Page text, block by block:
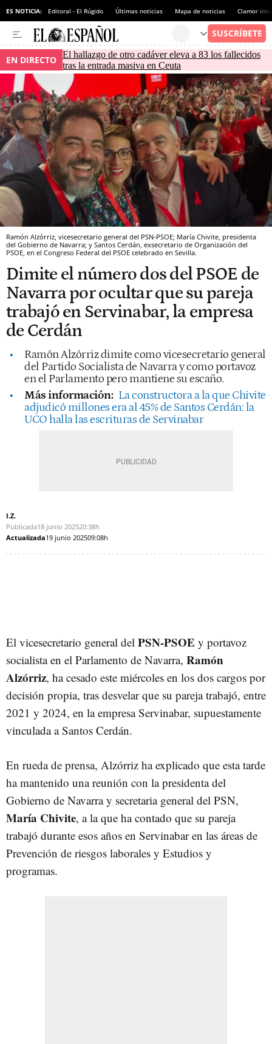
ES NOTICIA: Editoral - El Rúgido Últimas noticias Mapa de noticias Clamor
EN DIRECTO El hallazgo de otro cadáver eleva a 83 los fallecidos
tras la entrada masiva en Ceuta
Ramón Alzórriz, vicesecretario general del PSN-PSOE; María Chivite, presidenta
del Gobierno de Navarra; y Santos Cerdán, exsecretario de Organización del
PSOE, en el Congreso Federal del PSOE celebrado en Sevilla.
Dimite el número dos del PSOE de
Navarra por ocultar que su pareja
trabajó en Servinabar, la empresa
de Cerdán
Ramón Alzórriz dimite como vicesecretario general
del Partido Socialista de Navarra y como portavoz
en el Parlamento pero mantiene su escaño.
Más información: La constructora a la que Chivite
adjudicó millones era al 45% de Santos Cerdán: la
UCO halla las escrituras de Servinabar
I.Z.
Publicada18 junio 202520:38h
Actualizada19 junio 202509:08h
El vicesecretario general del PSN-PSOE y portavoz
socialista en el Parlamento de Navarra, Ramón
Alzórriz, ha cesado este miércoles en los dos cargos por
decisión propia, tras desvelar que su pareja trabajó, entre
2021 y 2024, en la empresa Servinabar, supuestamente
vinculada a Santos Cerdán.
En rueda de prensa, Alzórriz ha explicado que esta tarde
ha mantenido una reunión con la presidenta del
Gobierno de Navarra y secretaria general del PSN,
María Chivite, a la que ha contado que su pareja
trabajó durante esos años en Servinabar en las áreas de
Prevención de riesgos laborales y Estudios y
programas.